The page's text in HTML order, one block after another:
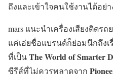
ถึงและเข้าใจคนใช้งานได้อย่
mars แนะนำเครื่องเสียงติดร
แค่เอ่ยชื่อแบรนด์ก็ย่อมนึกถึง
ที่เป็นThe World of Smarter
ซีรีส์ที่ไม่ควรพลาดจาก